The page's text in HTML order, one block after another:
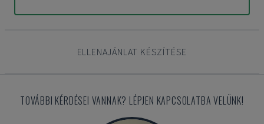
ELLENAJÁNLAT KÉSZÍTÉSE
TOVÁBBI KÉRDÉSEI VANNAK? LÉPJEN KAPCSOLATBA VELÜNK!